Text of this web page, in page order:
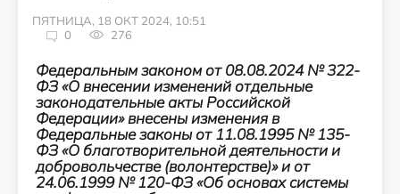
ПЯТНИЦА, 18 ОКТ 2024, 10:51
0
276
Федеральным законом от 08.08.2024 № 322-
ФЗ «О внесении изменений отдельные
законодательные акты Российской
Федерации» внесены изменения в
Федеральные законы от 11.08.1995 № 135-
ФЗ «О благотворительной деятельности и
добровольчестве (волонтерстве)» и от
24.06.1999 № 120-ФЗ «Об основах системы